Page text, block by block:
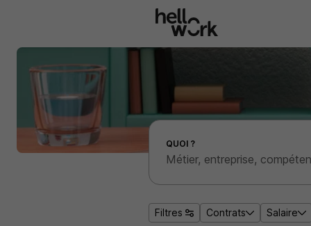
Effectuer une recherche d'emploi par localité
QUOI ?
Filtres Contrats Salaire